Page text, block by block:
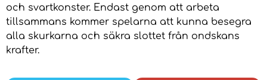
och svartkonster. Endast genom att arbeta
tillsammans kommer spelarna att kunna besegra
alla skurkarna och säkra slottet från ondskans
krafter.